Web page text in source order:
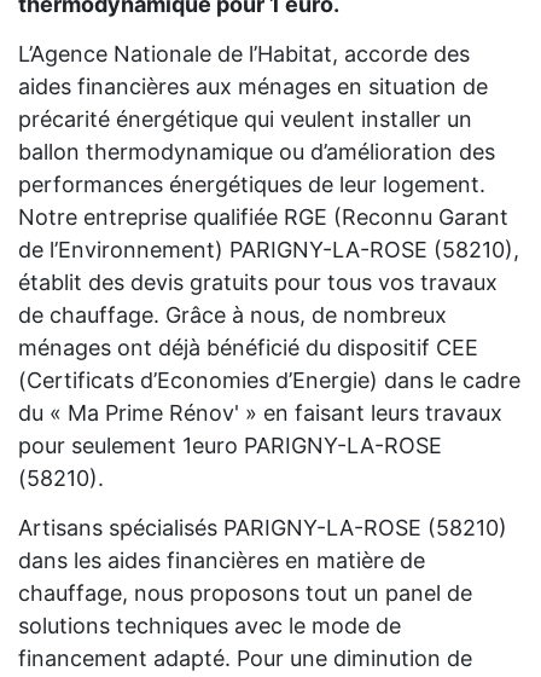
L’Agence Nationale de l’Habitat, accorde des
aides financières aux ménages en situation de
précarité énergétique qui veulent installer un
ballon thermodynamique ou d’amélioration des
performances énergétiques de leur logement.
Notre entreprise qualifiée RGE (Reconnu Garant
de l’Environnement) PARIGNY-LA-ROSE (58210),
établit des devis gratuits pour tous vos travaux
de chauffage. Grâce à nous, de nombreux
ménages ont déjà bénéficié du dispositif CEE
(Certificats d’Economies d’Energie) dans le cadre
du « Ma Prime Rénov' » en faisant leurs travaux
pour seulement 1euro PARIGNY-LA-ROSE
(58210).
Artisans spécialisés PARIGNY-LA-ROSE (58210)
dans les aides financières en matière de
chauffage, nous proposons tout un panel de
solutions techniques avec le mode de
financement adapté. Pour une diminution de